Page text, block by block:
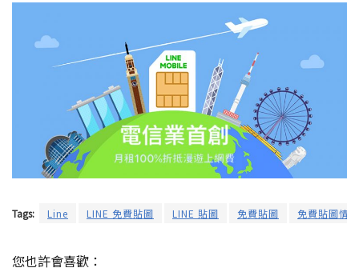
Tags: Line LINE 免費貼圖 LINE 貼圖 免費貼圖 免費貼圖情報
您也許會喜歡：